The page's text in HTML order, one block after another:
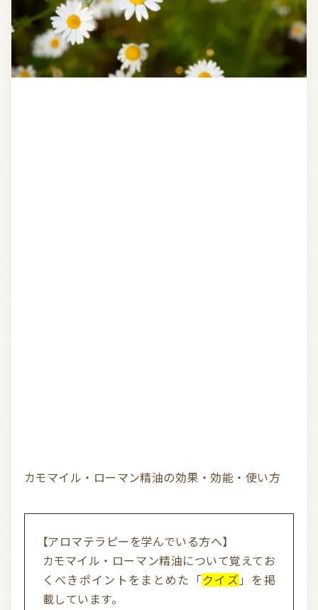
気持ちを切り替えるアロマ 天然の香り－アロマテラピー
精油（エッセンシャルオイル） 和精油（国産精油）
アロマディフューザー 瞑想を深める香り・アロマで浄化
アロマ雑貨 ファブリックスプレー
アロマサプリメント 基材 アロマ蒸留所への旅
アロマ教室（ワークショップ） アロマサロン その他
カモマイル・ローマン精油の効果・効能・使い方
【アロマテラピーを学んでいる方へ】
カモマイル・ローマン精油について覚えてお
くべきポイントをまとめた「 クイズ 」を掲
載しています。